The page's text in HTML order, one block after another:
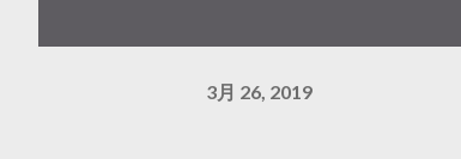
3月 26, 2019